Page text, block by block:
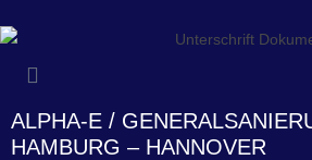
ALPHA-E /
HAMBURG – HANNOVER